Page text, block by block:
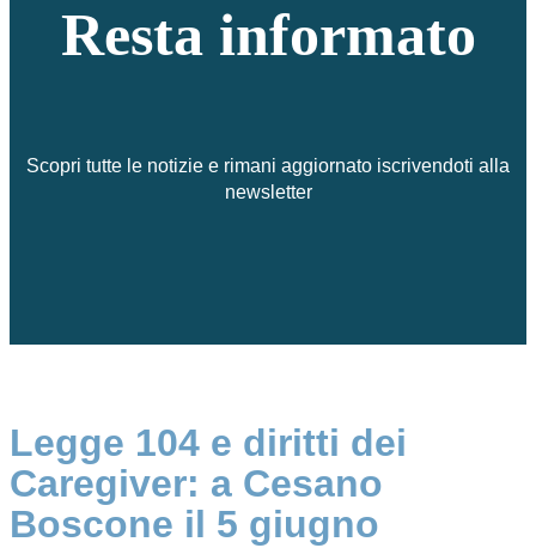
Resta informato
Scopri tutte le notizie e rimani aggiornato iscrivendoti alla
newsletter
Legge 104 e diritti dei
Caregiver: a Cesano
Boscone il 5 giugno